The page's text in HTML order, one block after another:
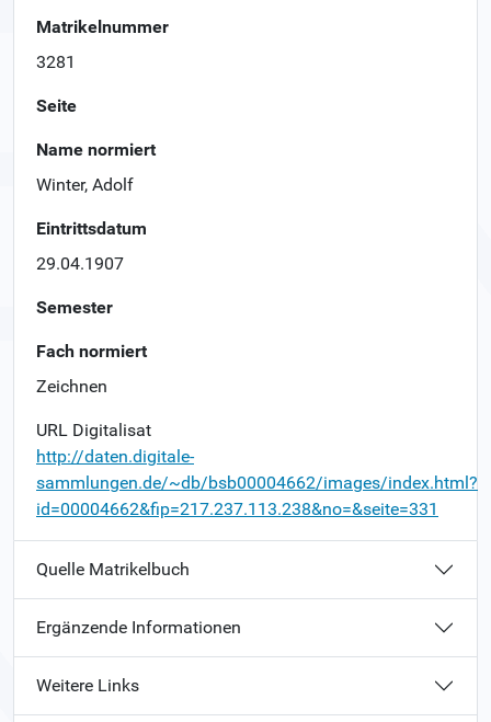
Matrikelnummer
3281
Seite
Name normiert
Winter, Adolf
Eintrittsdatum
29.04.1907
Semester
Fach normiert
Zeichnen
URL Digitalisat
http://daten.digitale-
sammlungen.de/~db/bsb00004662/images/index.html?
id=00004662&fip=217.237.113.238&no=&seite=331
Quelle Matrikelbuch
Ergänzende Informationen
Weitere Links